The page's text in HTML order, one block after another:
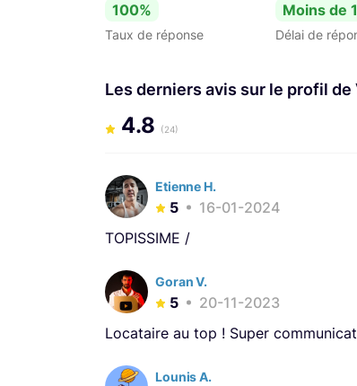
100%
Taux de réponse
Moins de
Délai de
Les derniers avis sur le profil de
4.8 (24)
Etienne H.
5
16-01-2024
TOPISSIME /
Goran V.
5
20-11-2023
Locataire au top ! Super
Lounis A.